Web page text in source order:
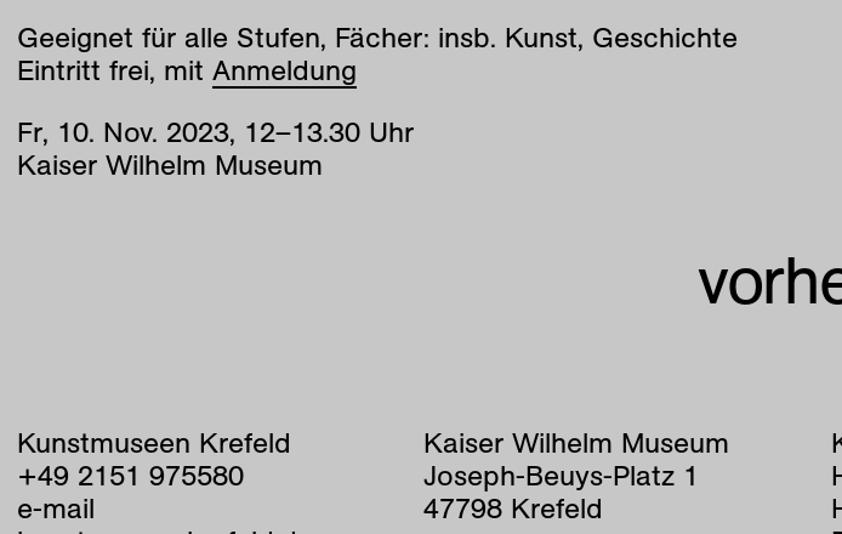
Geeignet für alle Stufen, Fächer: insb. Kunst, Geschichte
Eintritt frei, mit Anmeldung
Fr, 10. Nov. 2023, 12–13.30Uhr
Kaiser Wilhelm Museum
Kunstmuseen Krefeld
+49 2151 975580
e-mail
Kaiser Wilhelm Museum
Joseph-Beuys-Platz 1
47798 Krefeld